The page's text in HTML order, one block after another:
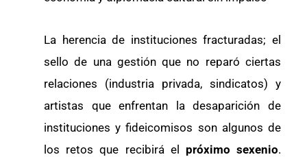
La herencia de instituciones fracturadas; el
sello de una gestión que no reparó ciertas
relaciones (industria privada, sindicatos) y
artistas que enfrentan la desaparición de
instituciones y fideicomisos son algunos de
los retos que recibirá el próximo sexenio.